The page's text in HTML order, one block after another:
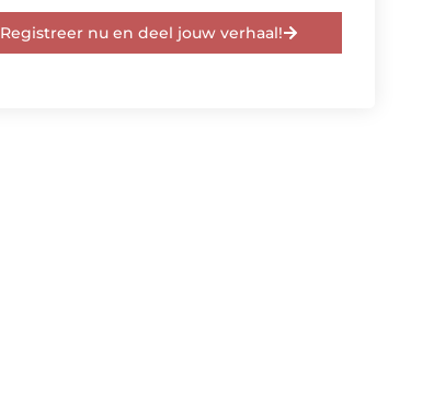
Registreer nu en deel jouw verhaal!